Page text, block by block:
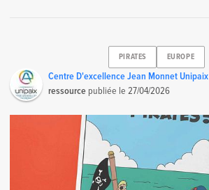
PIRATES EUROPE
Centre D'excellence Jean Monnet Unipaix
ressource publiée le27/04/2026